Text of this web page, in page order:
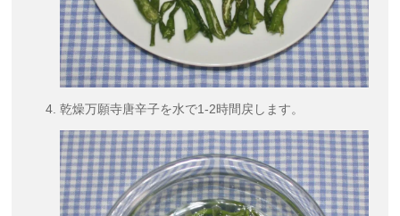
乾燥万願寺唐辛子を水で1-2時間戻します。